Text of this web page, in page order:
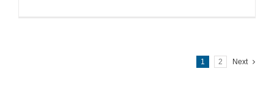
1 2 Next